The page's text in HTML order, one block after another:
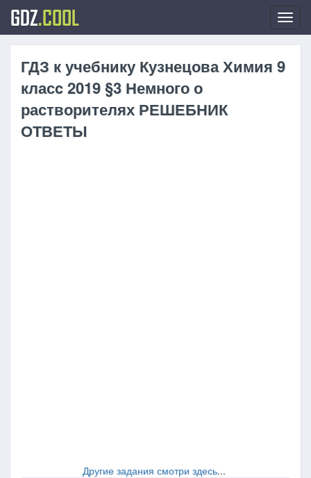
GDZ.COOL
ГДЗ к учебнику Кузнецова Химия 9
класc 2019 §3 Немного о
растворителях РЕШЕБНИК
ОТВЕТЫ
Другие задания смотри здесь...